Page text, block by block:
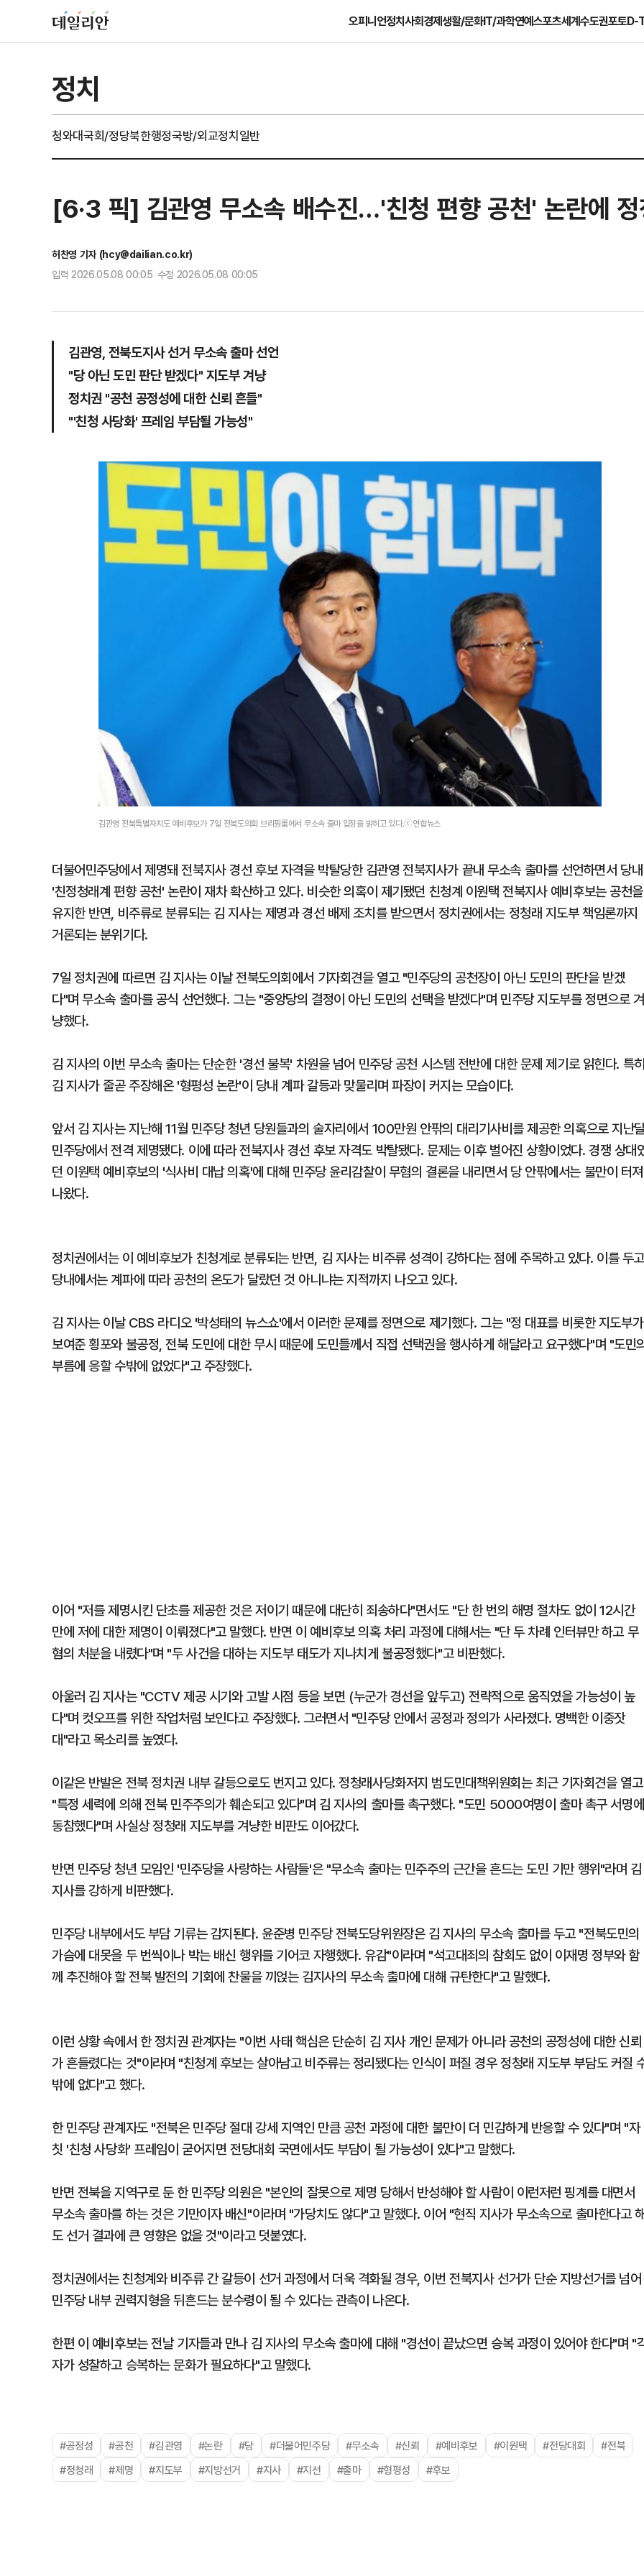
오피니언정치사회경제생활/문화IT/과학연예스포츠세계수도권포토D-
정치
청와대국회/정당북한행정국방/외교정치일반
[6·3 픽] 김관영 무소속 배수진…'친청 편향 공천' 논란에
허찬영 기자 (hcy@dailian.co.kr)
입력 2026.05.08 00:05 수정 2026.05.08 00:05
김관영, 전북도지사 선거 무소속 출마 선언
"당 아닌 도민 판단 받겠다" 지도부 겨냥
정치권 "공천 공정성에 대한 신뢰 흔들"
"'친청 사당화' 프레임 부담될 가능성"
김관영 전북특별자치도 예비후보가 7일 전북도의회 브리핑룸에서 무소속 출마 입장을 밝히고 있다.ⓒ연합뉴스
더불어민주당에서 제명돼 전북지사 경선 후보 자격을 박탈당한 김관영 전북지사가 끝내 무소속 출마를 선언하면서 당내
'친정청래계 편향 공천' 논란이 재차 확산하고 있다. 비슷한 의혹이 제기됐던 친청계 이원택 전북지사 예비후보는 공천을
유지한 반면, 비주류로 분류되는 김 지사는 제명과 경선 배제 조치를 받으면서 정치권에서는 정청래 지도부 책임론까지
거론되는 분위기다.
7일 정치권에 따르면 김 지사는 이날 전북도의회에서 기자회견을 열고 "민주당의 공천장이 아닌 도민의 판단을 받겠
다"며 무소속 출마를 공식 선언했다. 그는 "중앙당의 결정이 아닌 도민의 선택을 받겠다"며 민주당 지도부를 정면으로 겨
냥했다.
김 지사의 이번 무소속 출마는 단순한 '경선 불복' 차원을 넘어 민주당 공천 시스템 전반에 대한 문제 제기로 읽힌다. 특
김 지사가 줄곧 주장해온 '형평성 논란'이 당내 계파 갈등과 맞물리며 파장이 커지는 모습이다.
앞서 김 지사는 지난해 11월 민주당 청년 당원들과의 술자리에서 100만원 안팎의 대리기사비를 제공한 의혹으로 지난
민주당에서 전격 제명됐다. 이에 따라 전북지사 경선 후보 자격도 박탈됐다. 문제는 이후 벌어진 상황이었다. 경쟁 상대
던 이원택 예비후보의 '식사비 대납 의혹'에 대해 민주당 윤리감찰이 무혐의 결론을 내리면서 당 안팎에서는 불만이 터져
나왔다.
정치권에서는 이 예비후보가 친청계로 분류되는 반면, 김 지사는 비주류 성격이 강하다는 점에 주목하고 있다. 이를 두
당내에서는 계파에 따라 공천의 온도가 달랐던 것 아니냐는 지적까지 나오고 있다.
김 지사는 이날 CBS 라디오 '박성태의 뉴스쇼'에서 이러한 문제를 정면으로 제기했다. 그는 "정 대표를 비롯한 지도부가
보여준 횡포와 불공정, 전북 도민에 대한 무시 때문에 도민들께서 직접 선택권을 행사하게 해달라고 요구했다"며 "도민
부름에 응할 수밖에 없었다"고 주장했다.
이어 "저를 제명시킨 단초를 제공한 것은 저이기 때문에 대단히 죄송하다"면서도 "단 한 번의 해명 절차도 없이 12시간
만에 저에 대한 제명이 이뤄졌다"고 말했다. 반면 이 예비후보 의혹 처리 과정에 대해서는 "단 두 차례 인터뷰만 하고 무
혐의 처분을 내렸다"며 "두 사건을 대하는 지도부 태도가 지나치게 불공정했다"고 비판했다.
아울러 김 지사는 "CCTV 제공 시기와 고발 시점 등을 보면 (누군가 경선을 앞두고) 전략적으로 움직였을 가능성이 높
다"며 컷오프를 위한 작업처럼 보인다고 주장했다. 그러면서 "민주당 안에서 공정과 정의가 사라졌다. 명백한 이중잣
대"라고 목소리를 높였다.
이같은 반발은 전북 정치권 내부 갈등으로도 번지고 있다. 정청래사당화저지 범도민대책위원회는 최근 기자회견을 열고
"특정 세력에 의해 전북 민주주의가 훼손되고 있다"며 김 지사의 출마를 촉구했다. "도민 5000여명이 출마 촉구 서명에
동참했다"며 사실상 정청래 지도부를 겨냥한 비판도 이어갔다.
반면 민주당 청년 모임인 '민주당을 사랑하는 사람들'은 "무소속 출마는 민주주의 근간을 흔드는 도민 기만 행위"라며 김
지사를 강하게 비판했다.
민주당 내부에서도 부담 기류는 감지된다. 윤준병 민주당 전북도당위원장은 김 지사의 무소속 출마를 두고 "전북도민의
가슴에 대못을 두 번씩이나 박는 배신 행위를 기어코 자행했다. 유감"이라며 "석고대죄의 참회도 없이 이재명 정부와 함
께 추진해야 할 전북 발전의 기회에 찬물을 끼얹는 김지사의 무소속 출마에 대해 규탄한다"고 말했다.
이런 상황 속에서 한 정치권 관계자는 "이번 사태 핵심은 단순히 김 지사 개인 문제가 아니라 공천의 공정성에 대한 신뢰
가 흔들렸다는 것"이라며 "친청계 후보는 살아남고 비주류는 정리됐다는 인식이 퍼질 경우 정청래 지도부 부담도 커질
밖에 없다"고 했다.
한 민주당 관계자도 "전북은 민주당 절대 강세 지역인 만큼 공천 과정에 대한 불만이 더 민감하게 반응할 수 있다"며 "자
칫 '친청 사당화' 프레임이 굳어지면 전당대회 국면에서도 부담이 될 가능성이 있다"고 말했다.
반면 전북을 지역구로 둔 한 민주당 의원은 "본인의 잘못으로 제명 당해서 반성해야 할 사람이 이런저런 핑계를 대면서
무소속 출마를 하는 것은 기만이자 배신"이라며 "가당치도 않다"고 말했다. 이어 "현직 지사가 무소속으로 출마한다고
도 선거 결과에 큰 영향은 없을 것"이라고 덧붙였다.
정치권에서는 친청계와 비주류 간 갈등이 선거 과정에서 더욱 격화될 경우, 이번 전북지사 선거가 단순 지방선거를 넘어
민주당 내부 권력지형을 뒤흔드는 분수령이 될 수 있다는 관측이 나온다.
한편 이 예비후보는 전날 기자들과 만나 김 지사의 무소속 출마에 대해 "경선이 끝났으면 승복 과정이 있어야 한다"며 "
자가 성찰하고 승복하는 문화가 필요하다"고 말했다.
#공정성 #공천 #김관영 #논란 #당 #더불어민주당 #무소속 #신뢰 #예비후보 #이원택 #전당대회
#전북
#정청래
#제명 #지도부 #지방선거 #지사 #지선 #출마 #형평성 #후보
'크록스'의 숨은 위험
[단독] 천하람, 국회의원 최초
2박 3일 '입소'…각개전투·야
4
'7번째 도전' KDB생명 누가
한투·한화 '3색 셈법'
5
'국장만 하라고?'…ISA 세제
'부글부글'